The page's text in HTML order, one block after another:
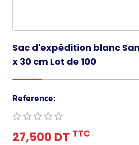
Sac d'expédition blanc
x 30 cm Lot de 100
Reference:
27,500 DT TTC